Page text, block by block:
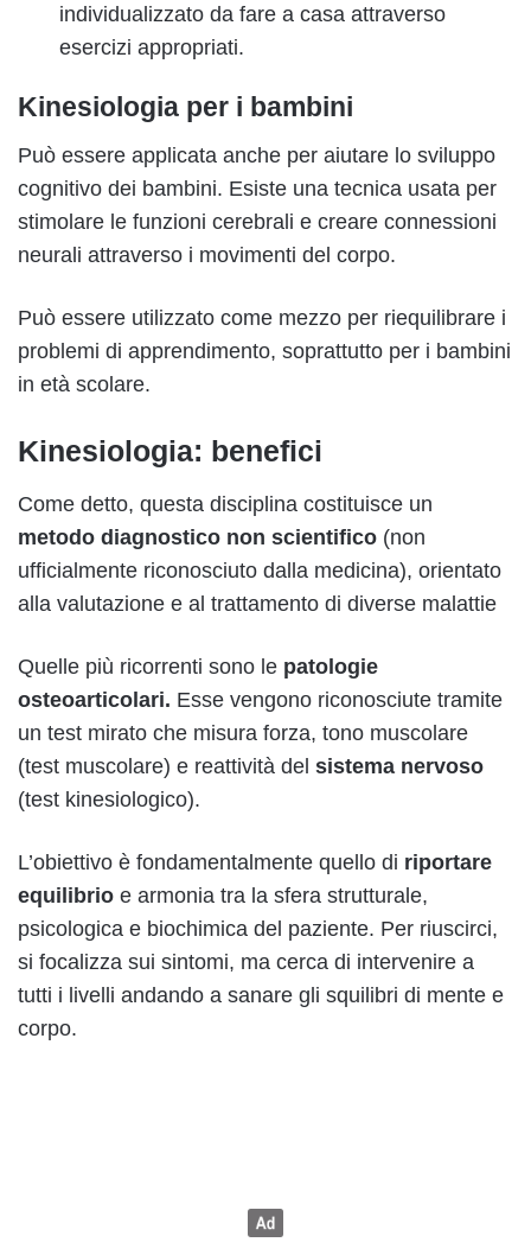
individualizzato da fare a casa attraverso
esercizi appropriati.
Kinesiologia per i bambini
Può essere applicata anche per aiutare lo sviluppo
cognitivo dei bambini. Esiste una tecnica usata per
stimolare le funzioni cerebrali e creare connessioni
neurali attraverso i movimenti del corpo.
Può essere utilizzato come mezzo per riequilibrare i
problemi di apprendimento, soprattutto per i bambini
in età scolare.
Kinesiologia: benefici
Come detto, questa disciplina costituisce un
metodo diagnostico non scientifico (non
ufficialmente riconosciuto dalla medicina), orientato
alla valutazione e al trattamento di diverse malattie
Quelle più ricorrenti sono le patologie
osteoarticolari. Esse vengono riconosciute tramite
un test mirato che misura forza, tono muscolare
(test muscolare) e reattività del sistema nervoso
(test kinesiologico).
L’obiettivo è fondamentalmente quello di riportare
equilibrio e armonia tra la sfera strutturale,
psicologica e biochimica del paziente. Per riuscirci,
si focalizza sui sintomi, ma cerca di intervenire a
tutti i livelli andando a sanare gli squilibri di mente e
corpo.